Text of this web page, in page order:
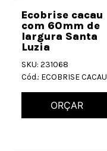
Ecobrise cacau
com 60mm de
largura Santa
Luzia
SKU: 231068
Cód.: ECOBRISE CACAU
ORÇAR